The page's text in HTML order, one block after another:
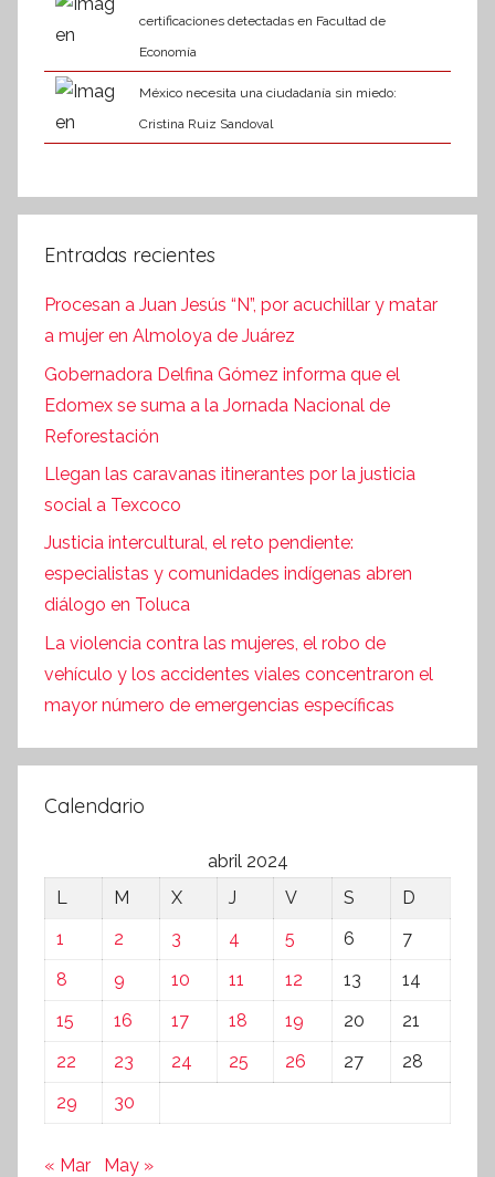
certificaciones detectadas en Facultad de
Economía
México necesita una ciudadanía sin miedo:
Cristina Ruiz Sandoval
Entradas recientes
Procesan a Juan Jesús “N”, por acuchillar y matar
a mujer en Almoloya de Juárez
Gobernadora Delfina Gómez informa que el
Edomex se suma a la Jornada Nacional de
Reforestación
Llegan las caravanas itinerantes por la justicia
social a Texcoco
Justicia intercultural, el reto pendiente:
especialistas y comunidades indígenas abren
diálogo en Toluca
La violencia contra las mujeres, el robo de
vehículo y los accidentes viales concentraron el
mayor número de emergencias específicas
Calendario
abril 2024
L
M X J V S
D
1
2 3 4 5 6
7
8
9 10 11 12 13
14
15
16 17 18 19 20
21
22
23 24 25 26 27
28
29
30
« Mar May »